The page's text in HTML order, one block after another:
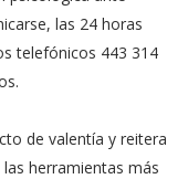
las 24 horas
telefónicos 443 314
de valentía y reitera
herramientas más